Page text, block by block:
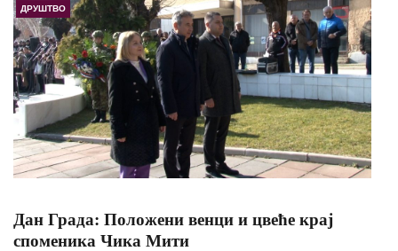
ДРУШТВО
Дан Града: Положени венци и цвеће крај
споменика Чика Мити